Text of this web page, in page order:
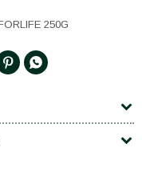
250G
 